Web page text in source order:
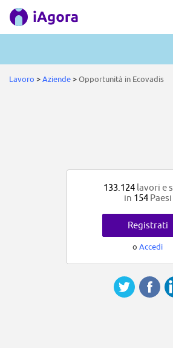
Lavoro >Aziende>Opportunità in Ecovadis
133.124 lavori e
in 154Paesi
Registrati
o Accedi